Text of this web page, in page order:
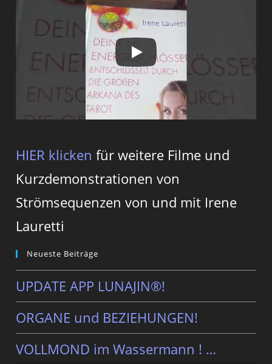
HIER klicken für weitere Filme und
Kurzdemonstrationen von
Strömsequenzen von und mit Irene
Lauretti
Neueste Beiträge
UPDATE APP LUNAJIN®!
ORGANE und BEZIEHUNGEN!
VOLLMOND im Wassermann ! …